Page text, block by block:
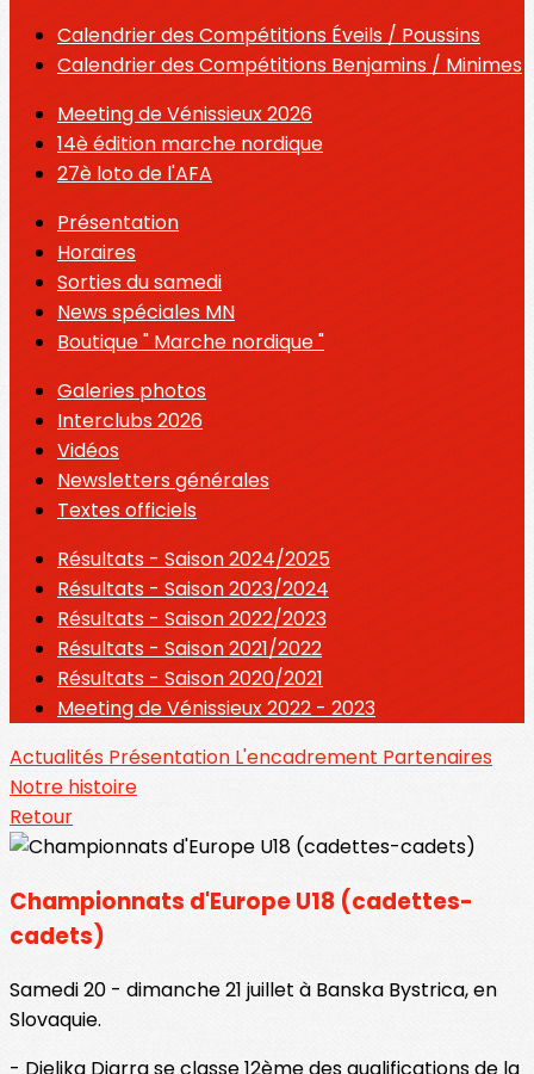
Calendrier des Compétitions Éveils / Poussins
Calendrier des Compétitions Benjamins / Minimes
Meeting de Vénissieux 2026
14è édition marche nordique
27è loto de l'AFA
Présentation
Horaires
Sorties du samedi
News spéciales MN
Boutique " Marche nordique "
Galeries photos
Interclubs 2026
Vidéos
Newsletters générales
Textes officiels
Résultats - Saison 2024/2025
Résultats - Saison 2023/2024
Résultats - Saison 2022/2023
Résultats - Saison 2021/2022
Résultats - Saison 2020/2021
Meeting de Vénissieux 2022 - 2023
Actualités Présentation L'encadrement Partenaires
Notre histoire
Retour
Championnats d'Europe U18 (cadettes-
cadets)
Samedi 20 - dimanche 21 juillet à Banska Bystrica, en
Slovaquie.